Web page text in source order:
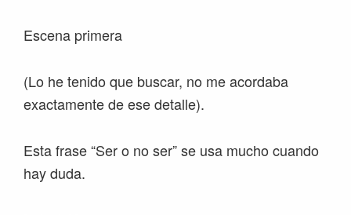
Escena primera
(Lo he tenido que buscar, no me acordaba
exactamente de ese detalle).
Esta frase “Ser o no ser” se usa mucho cuando
hay duda.